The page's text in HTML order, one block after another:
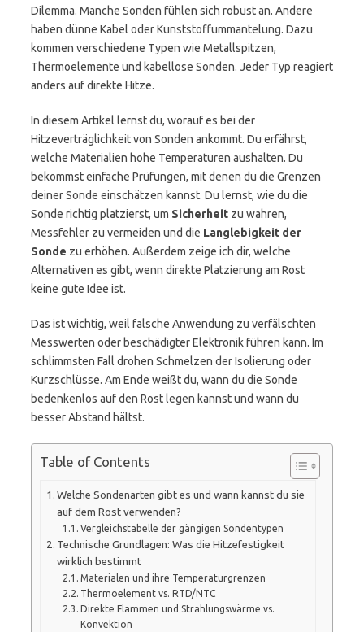
Dilemma. Manche Sonden fühlen sich robust an. Andere
haben dünne Kabel oder Kunststoffummantelung. Dazu
kommen verschiedene Typen wie Metallspitzen,
Thermoelemente und kabellose Sonden. Jeder Typ reagiert
anders auf direkte Hitze.
In diesem Artikel lernst du, worauf es bei der
Hitzeverträglichkeit von Sonden ankommt. Du erfährst,
welche Materialien hohe Temperaturen aushalten. Du
bekommst einfache Prüfungen, mit denen du die Grenzen
deiner Sonde einschätzen kannst. Du lernst, wie du die
Sonde richtig platzierst, um Sicherheit zu wahren,
Messfehler zu vermeiden und die Langlebigkeit der
Sonde zu erhöhen. Außerdem zeige ich dir, welche
Alternativen es gibt, wenn direkte Platzierung am Rost
keine gute Idee ist.
Das ist wichtig, weil falsche Anwendung zu verfälschten
Messwerten oder beschädigter Elektronik führen kann. Im
schlimmsten Fall drohen Schmelzen der Isolierung oder
Kurzschlüsse. Am Ende weißt du, wann du die Sonde
bedenkenlos auf den Rost legen kannst und wann du
besser Abstand hältst.
Table of Contents
Welche Sondenarten gibt es und wann kannst du sie
auf dem Rost verwenden?
Vergleichstabelle der gängigen Sondentypen
Technische Grundlagen: Was die Hitzefestigkeit
wirklich bestimmt
Materialen und ihre Temperaturgrenzen
Thermoelement vs. RTD/NTC
Direkte Flammen und Strahlungswärme vs.
Konvektion